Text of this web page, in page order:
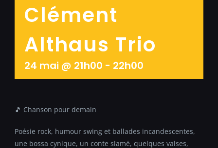
Clément
Althaus Trio
24 mai @ 21h00 - 22h00
🎵 Chanson pour demain
Poésie rock, humour swing et ballades incandescentes,
une bossa cynique, un conte slamé, quelques valses,